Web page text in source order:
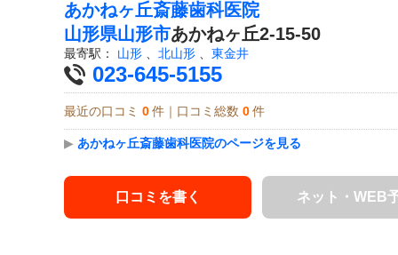
あかねヶ丘斎藤歯科医院
山形県山形市あかねヶ丘2-15-50
最寄駅： 山形 、 北山形 、 東金井
023-645-5155
最近の口コミ 0 件｜口コミ総数 0 件
▶ あかねヶ丘斎藤歯科医院のページを見る
口コミを書く ネット・WEB